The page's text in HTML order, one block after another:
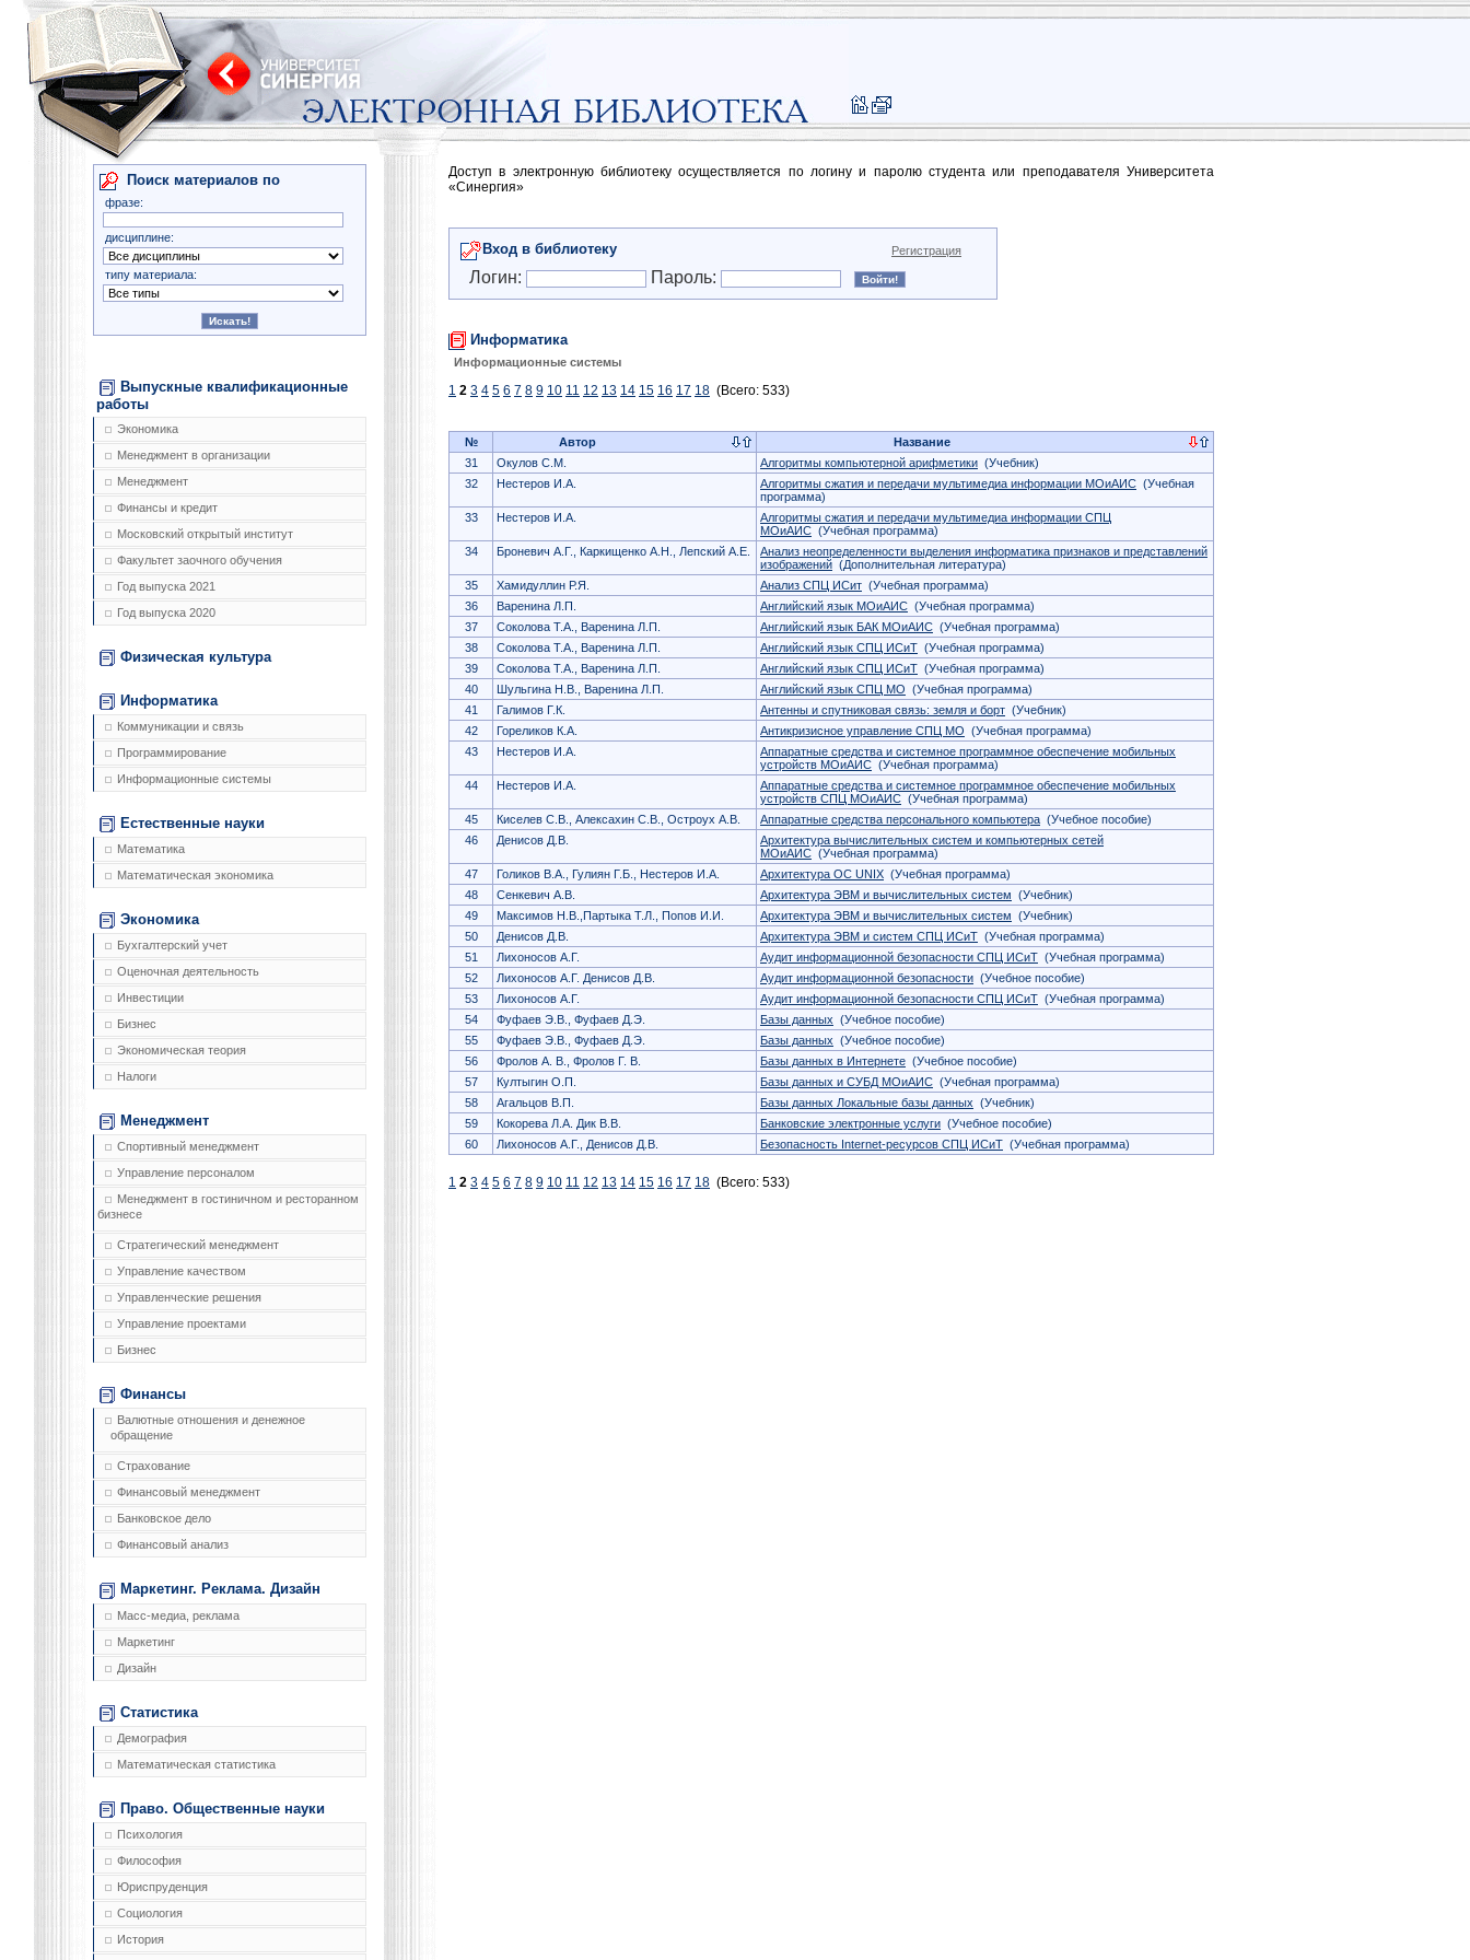
Поиск материалов по
фразе:
дисциплине:
типу материала:
Выпускные квалификационные
работы
Экономика
Менеджмент в организации
Менеджмент
Финансы и кредит
Московский открытый институт
Факультет заочного обучения
Год выпуска 2021
Год выпуска 2020
Физическая культура
Информатика
Коммуникации и связь
Программирование
Информационные системы
Естественные науки
Математика
Математическая экономика
Экономика
Бухгалтерский учет
Оценочная деятельность
Инвестиции
Бизнес
Экономическая теория
Налоги
Менеджмент
Спортивный менеджмент
Управление персоналом
Менеджмент в гостиничном и ресторанном
бизнесе
Стратегический менеджмент
Управление качеством
Управленческие решения
Управление проектами
Бизнес
Финансы
Валютные отношения и денежное
обращение
Страхование
Финансовый менеджмент
Банковское дело
Финансовый анализ
Маркетинг. Реклама. Дизайн
Масс-медиа, реклама
Маркетинг
Дизайн
Статистика
Демография
Математическая статистика
Право. Общественные науки
Психология
Философия
Юриспруденция
Социология
История
Доступ в электронную библиотеку осуществляется по логину и паролю студента или преподавателя Университета
«Синергия»
Вход в библиотеку Регистрация
Логин: Пароль:
Информатика
Информационные системы
1 2 3 4 5 6 7 8 9 10 11 12 13 14 15 16 17 18 (Всего: 533)
№ Автор
Название
31
Окулов С.М. Алгоритмы компьютерной арифметики (Учебник)
32
Нестеров И.А. Алгоритмы сжатия и передачи мультимедиа информации МОиАИС (Учебная
программа)
33
Нестеров И.А.
Алгоритмы сжатия и передачи мультимедиа информации СПЦ
МОиАИС (Учебная программа)
34
Броневич А.Г., Каркищенко А.Н., Лепский А.Е.
Анализ неопределенности выделения информатика признаков и представлений
изображений (Дополнительная литература)
35
Хамидуллин Р.Я. Анализ СПЦ ИСит (Учебная программа)
36
Варенина Л.П. Английский язык МОиАИС (Учебная программа)
37
Соколова Т.А., Варенина Л.П. Английский язык БАК МОиАИС (Учебная программа)
38
Соколова Т.А., Варенина Л.П. Английский язык СПЦ ИСиТ (Учебная программа)
39
Соколова Т.А., Варенина Л.П. Английский язык СПЦ ИСиТ (Учебная программа)
40
Шульгина Н.В., Варенина Л.П. Английский язык СПЦ МО (Учебная программа)
41
Галимов Г.К. Антенны и спутниковая связь: земля и борт (Учебник)
42
Гореликов К.А. Антикризисное управление СПЦ МО (Учебная программа)
43
Нестеров И.А.
Аппаратные средства и системное программное обеспечение мобильных
устройств МОиАИС (Учебная программа)
44
Нестеров И.А.
Аппаратные средства и системное программное обеспечение мобильных
устройств СПЦ МОиАИС (Учебная программа)
45
Киселев С.В., Алексахин С.В., Остроух А.В. Аппаратные средства персонального компьютера (Учебное пособие)
46
Денисов Д.В.
Архитектура вычислительных систем и компьютерных сетей
МОиАИС (Учебная программа)
47
Голиков В.А., Гулиян Г.Б., Нестеров И.А. Архитектура ОС UNIX (Учебная программа)
48
Сенкевич А.В. Архитектура ЭВМ и вычислительных систем (Учебник)
49
Максимов Н.В.,Партыка Т.Л., Попов И.И. Архитектура ЭВМ и вычислительных систем (Учебник)
50
Денисов Д.В. Архитектура ЭВМ и систем СПЦ ИСиТ (Учебная программа)
51
Лихоносов А.Г. Аудит информационной безопасности СПЦ ИСиТ (Учебная программа)
52
Лихоносов А.Г. Денисов Д.В. Аудит информационной безопасности (Учебное пособие)
53
Лихоносов А.Г. Аудит информационной безопасности СПЦ ИСиТ (Учебная программа)
54
Фуфаев Э.В., Фуфаев Д.Э. Базы данных (Учебное пособие)
55
Фуфаев Э.В., Фуфаев Д.Э. Базы данных (Учебное пособие)
56
Фролов А. В., Фролов Г. В. Базы данных в Интернете (Учебное пособие)
57
Култыгин О.П. Базы данных и СУБД МОиАИС (Учебная программа)
58
Агальцов В.П. Базы данных Локальные базы данных (Учебник)
59
Кокорева Л.А. Дик В.В. Банковские электронные услуги (Учебное пособие)
60
Лихоносов А.Г., Денисов Д.В. Безопасность Internet-ресурсов СПЦ ИСиТ (Учебная программа)
1 2 3 4 5 6 7 8 9 10 11 12 13 14 15 16 17 18 (Всего: 533)